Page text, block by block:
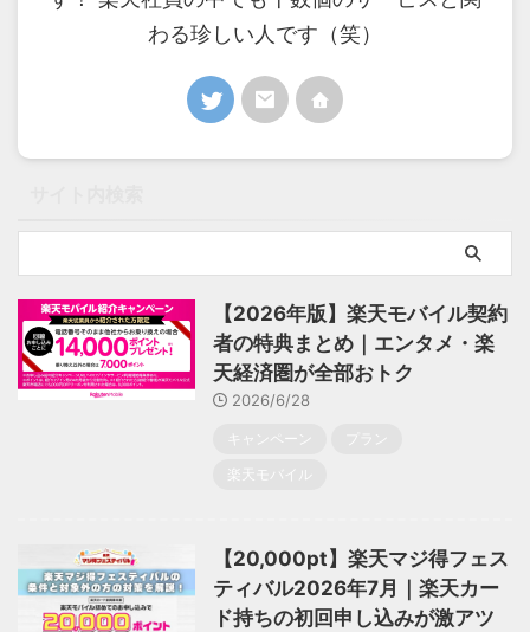
わる珍しい人です（笑）
【2026年版】楽天モバイル契約
者の特典まとめ｜エンタメ・楽
天経済圏が全部おトク
2026/6/28
キャンペーン
プラン
楽天モバイル
【20,000pt】楽天マジ得フェス
ティバル2026年7月｜楽天カー
ド持ちの初回申し込みが激アツ